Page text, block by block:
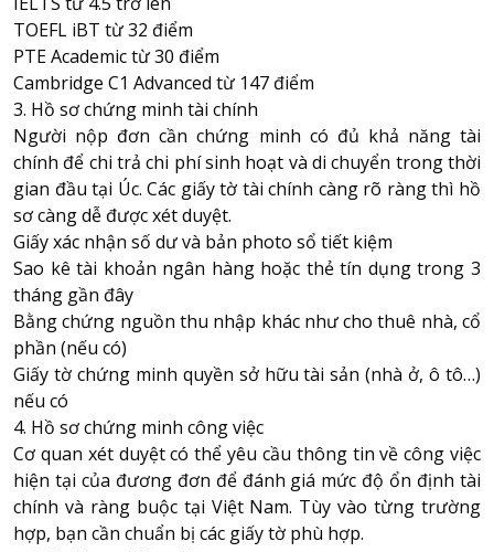
TOEFL iBT từ 32 điểm
PTE Academic từ 30 điểm
Cambridge C1 Advanced từ 147 điểm
3. Hồ sơ chứng minh tài chính
Người nộp đơn cần chứng minh có đủ khả năng tài
chính để chi trả chi phí sinh hoạt và di chuyển trong thời
gian đầu tại Úc. Các giấy tờ tài chính càng rõ ràng thì hồ
sơ càng dễ được xét duyệt.
Giấy xác nhận số dư và bản photo sổ tiết kiệm
Sao kê tài khoản ngân hàng hoặc thẻ tín dụng trong 3
tháng gần đây
Bằng chứng nguồn thu nhập khác như cho thuê nhà, cổ
phần (nếu có)
Giấy tờ chứng minh quyền sở hữu tài sản (nhà ở, ô tô…)
nếu có
4. Hồ sơ chứng minh công việc
Cơ quan xét duyệt có thể yêu cầu thông tin về công việc
hiện tại của đương đơn để đánh giá mức độ ổn định tài
chính và ràng buộc tại Việt Nam. Tùy vào từng trường
hợp, bạn cần chuẩn bị các giấy tờ phù hợp.